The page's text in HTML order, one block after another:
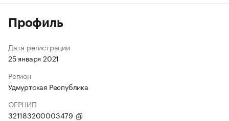
Профиль
Дата регистрации
25 января 2021
Регион
Удмуртская Республика
ОГРНИП
321183200003479